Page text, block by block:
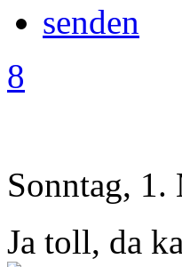
8
Sonntag, 1.
Ja toll, da